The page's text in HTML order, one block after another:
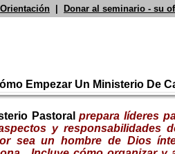
Orientación Donar al seminario - su
Empezar Un Ministerio De
Pastoral prepara líderes
y responsabilidades
sea un hombre de Dios